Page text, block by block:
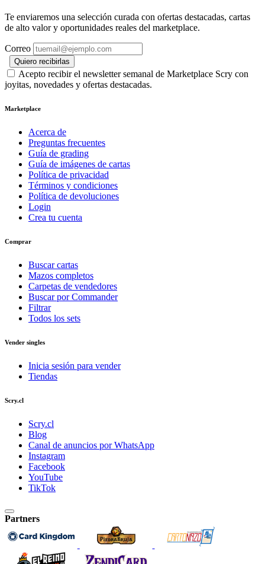
Te enviaremos una selección curada con ofertas destacadas, cartas
de alto valor y oportunidades reales del marketplace.
Correo
Quiero recibirlas
Acepto recibir el newsletter semanal de Marketplace Scry con
joyitas, novedades y ofertas destacadas.
Marketplace
Acerca de
Preguntas frecuentes
Guía de grading
Guía de imágenes de cartas
Política de privacidad
Términos y condiciones
Política de devoluciones
Login
Crea tu cuenta
Comprar
Buscar cartas
Mazos completos
Carpetas de vendedores
Buscar por Commander
Filtrar
Todos los sets
Vender singles
Inicia sesión para vender
Tiendas
Scry.cl
Scry.cl
Blog
Canal de anuncios por WhatsApp
Instagram
Facebook
YouTube
TikTok
Partners